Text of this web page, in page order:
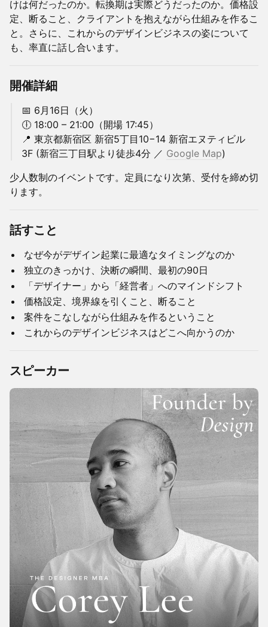
けは何だったのか。転換期は実際どうだったのか。価格設
定、断ること、クライアントを抱えながら仕組みを作るこ
と。さらに、これからのデザインビジネスの姿について
も、率直に話し合います。
開催詳細
📅 6月16日（火）
🕕 18:00 – 21:00（開場 17:45）
📍 東京都新宿区 新宿5丁目10−14 新宿エヌティビル
3F (新宿三丁目駅より徒歩4分 ／ Google Map)
少人数制のイベントです。定員になり次第、受付を締め切
ります。
話すこと
なぜ今がデザイン起業に最適なタイミングなのか
独立のきっかけ、決断の瞬間、最初の90日
「デザイナー」から「経営者」へのマインドシフト
価格設定、境界線を引くこと、断ること
案件をこなしながら仕組みを作るということ
これからのデザインビジネスはどこへ向かうのか
スピーカー